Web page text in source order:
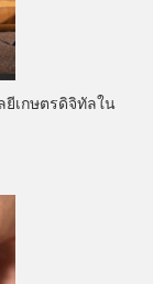
ยีเกษตรดิจิทัลใน